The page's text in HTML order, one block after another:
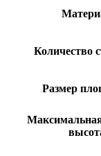
Количество
Размер